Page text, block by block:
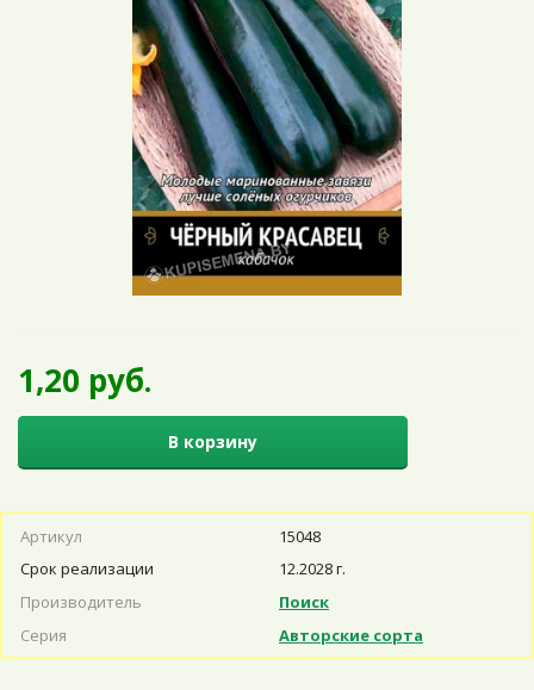
1,20 руб.
В корзину
Артикул
15048
Срок реализации
12.2028 г.
Производитель
Поиск
Серия
Авторские сорта